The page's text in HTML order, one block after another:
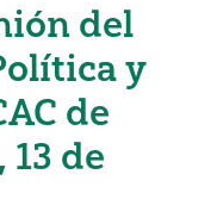
del
y
de
de